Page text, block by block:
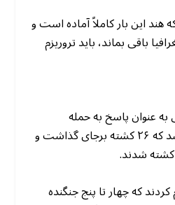
هند این بار کاملاً آماده است و
باقی بماند، باید تروریزم
عنوان پاسخ به حمله
تروریستی پهلگام انجام شد که ۲۶ کشته برجای گذاشت و
که چهار تا پنج جنگنده